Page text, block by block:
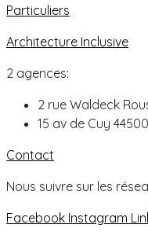
Particuliers
Architecture Inclusive
2 agences:
2 rue Waldeck
15 av de Cuy
Contact
Nous suivre sur les
Facebook Instagram